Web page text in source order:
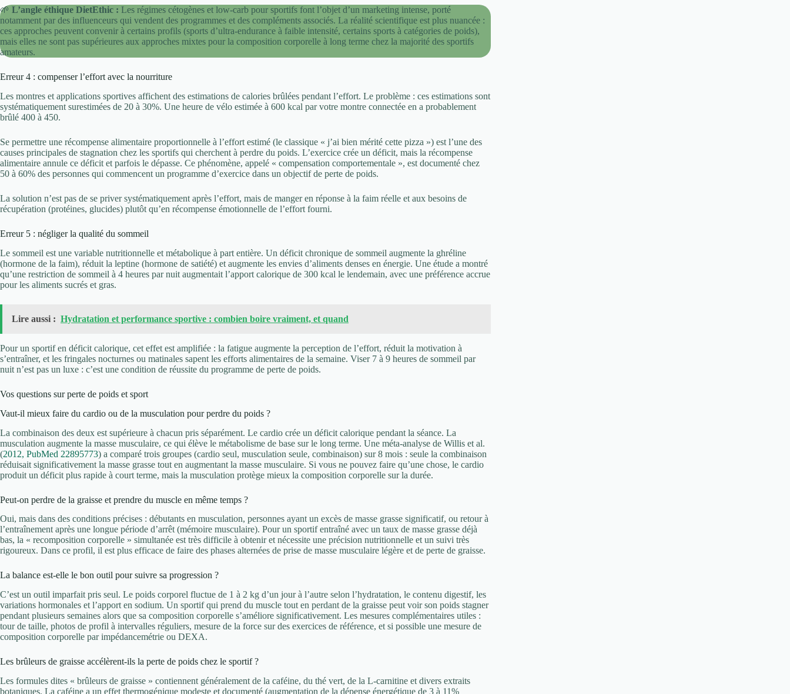
🌱 L’angle éthique DietEthic : Les régimes cétogènes et low-carb pour sportifs font l’objet d’un marketing intense, porté
notamment par des influenceurs qui vendent des programmes et des compléments associés. La réalité scientifique est plus nuancée :
ces approches peuvent convenir à certains profils (sports d’ultra-endurance à faible intensité, certains sports à catégories de poids),
mais elles ne sont pas supérieures aux approches mixtes pour la composition corporelle à long terme chez la majorité des sportifs
amateurs.
Erreur 4 : compenser l’effort avec la nourriture
Les montres et applications sportives affichent des estimations de calories brûlées pendant l’effort. Le problème : ces estimations sont
systématiquement surestimées de 20 à 30%. Une heure de vélo estimée à 600 kcal par votre montre connectée en a probablement
brûlé 400 à 450.
Se permettre une récompense alimentaire proportionnelle à l’effort estimé (le classique « j’ai bien mérité cette pizza ») est l’une des
causes principales de stagnation chez les sportifs qui cherchent à perdre du poids. L’exercice crée un déficit, mais la récompense
alimentaire annule ce déficit et parfois le dépasse. Ce phénomène, appelé « compensation comportementale », est documenté chez
50 à 60% des personnes qui commencent un programme d’exercice dans un objectif de perte de poids.
La solution n’est pas de se priver systématiquement après l’effort, mais de manger en réponse à la faim réelle et aux besoins de
récupération (protéines, glucides) plutôt qu’en récompense émotionnelle de l’effort fourni.
Erreur 5 : négliger la qualité du sommeil
Le sommeil est une variable nutritionnelle et métabolique à part entière. Un déficit chronique de sommeil augmente la ghréline
(hormone de la faim), réduit la leptine (hormone de satiété) et augmente les envies d’aliments denses en énergie. Une étude a montré
qu’une restriction de sommeil à 4 heures par nuit augmentait l’apport calorique de 300 kcal le lendemain, avec une préférence accrue
pour les aliments sucrés et gras.
Lire aussi : Hydratation et performance sportive : combien boire vraiment, et quand
Pour un sportif en déficit calorique, cet effet est amplifiée : la fatigue augmente la perception de l’effort, réduit la motivation à
s’entraîner, et les fringales nocturnes ou matinales sapent les efforts alimentaires de la semaine. Viser 7 à 9 heures de sommeil par
nuit n’est pas un luxe : c’est une condition de réussite du programme de perte de poids.
Vos questions sur perte de poids et sport
Vaut-il mieux faire du cardio ou de la musculation pour perdre du poids ?
La combinaison des deux est supérieure à chacun pris séparément. Le cardio crée un déficit calorique pendant la séance. La
musculation augmente la masse musculaire, ce qui élève le métabolisme de base sur le long terme. Une méta-analyse de Willis et al.
(2012, PubMed 22895773) a comparé trois groupes (cardio seul, musculation seule, combinaison) sur 8 mois : seule la combinaison
réduisait significativement la masse grasse tout en augmentant la masse musculaire. Si vous ne pouvez faire qu’une chose, le cardio
produit un déficit plus rapide à court terme, mais la musculation protège mieux la composition corporelle sur la durée.
Peut-on perdre de la graisse et prendre du muscle en même temps ?
Oui, mais dans des conditions précises : débutants en musculation, personnes ayant un excès de masse grasse significatif, ou retour à
l’entraînement après une longue période d’arrêt (mémoire musculaire). Pour un sportif entraîné avec un taux de masse grasse déjà
bas, la « recomposition corporelle » simultanée est très difficile à obtenir et nécessite une précision nutritionnelle et un suivi très
rigoureux. Dans ce profil, il est plus efficace de faire des phases alternées de prise de masse musculaire légère et de perte de graisse.
La balance est-elle le bon outil pour suivre sa progression ?
C’est un outil imparfait pris seul. Le poids corporel fluctue de 1 à 2 kg d’un jour à l’autre selon l’hydratation, le contenu digestif, les
variations hormonales et l’apport en sodium. Un sportif qui prend du muscle tout en perdant de la graisse peut voir son poids stagner
pendant plusieurs semaines alors que sa composition corporelle s’améliore significativement. Les mesures complémentaires utiles :
tour de taille, photos de profil à intervalles réguliers, mesure de la force sur des exercices de référence, et si possible une mesure de
composition corporelle par impédancemétrie ou DEXA.
Les brûleurs de graisse accélèrent-ils la perte de poids chez le sportif ?
Les formules dites « brûleurs de graisse » contiennent généralement de la caféine, du thé vert, de la L-carnitine et divers extraits
botaniques. La caféine a un effet thermogénique modeste et documenté (augmentation de la dépense énergétique de 3 à 11%